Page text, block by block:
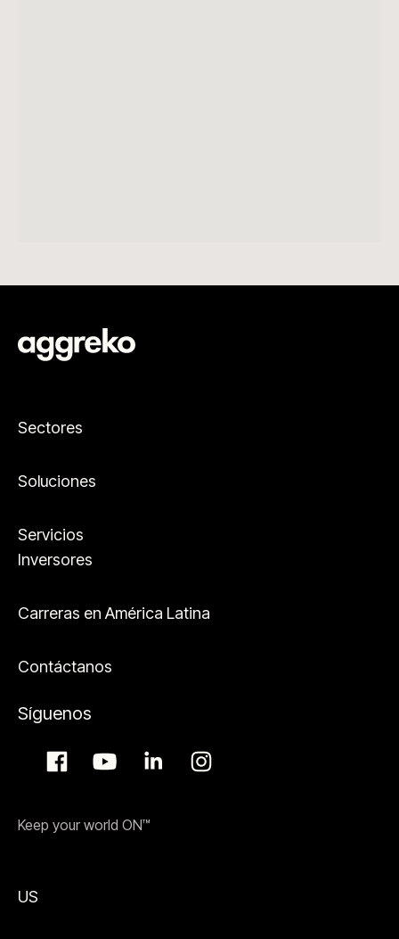
Sectores
Soluciones
Servicios
Inversores
Carreras en América Latina
Contáctanos
Síguenos
Keep your world ON™
US